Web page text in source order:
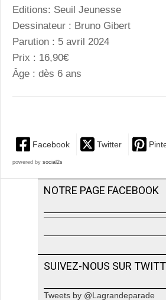
Editions: Seuil Jeunesse
Dessinateur : Bruno Gibert
Parution : 5 avril 2024
Prix : 16,90€
Âge : dès 6 ans
Facebook Twitter
powered by social2s
NOTRE PAGE FACEBOOK
SUIVEZ-NOUS SUR
Tweets by @Lagrandeparade